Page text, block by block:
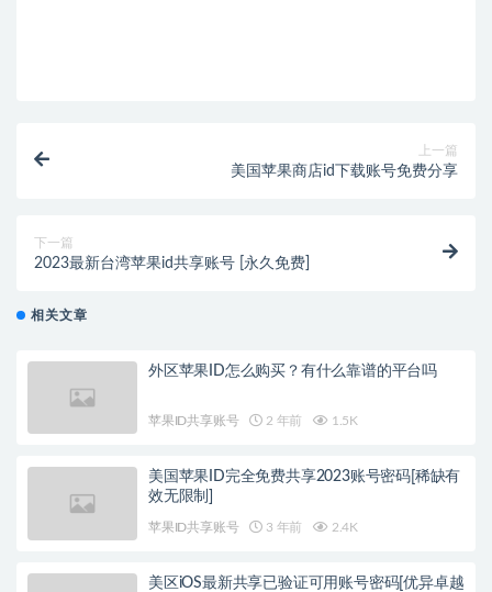
上一篇
美国苹果商店id下载账号免费分享
下一篇
2023最新台湾苹果id共享账号 [永久免费]
相关文章
外区苹果ID怎么购买？有什么靠谱的平台吗
苹果ID共享账号 2 年前 1.5K
美国苹果ID完全免费共享2023账号密码[稀缺有
效无限制]
苹果ID共享账号 3 年前 2.4K
美区iOS最新共享已验证可用账号密码[优异卓越